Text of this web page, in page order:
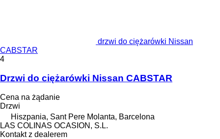
drzwi do ciężarówki Nissan
CABSTAR
4
Drzwi do ciężarówki Nissan CABSTAR
Cena na żądanie
Drzwi
Hiszpania, Sant Pere Molanta, Barcelona
LAS COLINAS OCASION, S.L.
Kontakt z dealerem